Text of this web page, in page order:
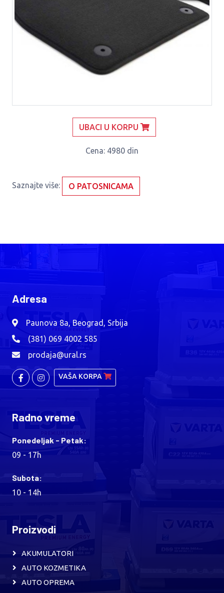
UBACI U KORPU
Cena: 4980 din
Saznajte više: O PATOSNICAMA
Adresa
Paunova 8a, Beograd, Srbija
(381) 069 4002 585
prodaja@ural.rs
VAŠA KORPA
Radno vreme
Ponedeljak - Petak:
09 - 17h
Subota:
10 - 14h
Proizvodi
AKUMULATORI
AUTO KOZMETIKA
AUTO OPREMA